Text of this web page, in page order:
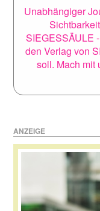
Unabhängiger
SIEGESSÄULE
den Verlag von
soll. Mach mit
ANZEIGE